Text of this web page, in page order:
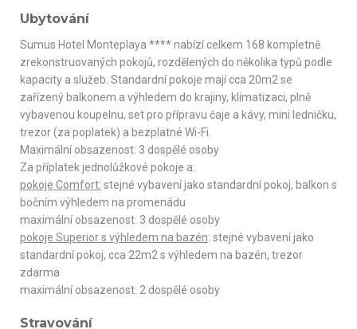
Ubytování
Sumus Hotel Monteplaya **** nabízí celkem 168 kompletně
zrekonstruovaných pokojů, rozdělených do několika typů podle
kapacity a služeb. Standardní pokoje mají cca 20m2 se
zařízený balkonem a výhledem do krajiny, klimatizaci, plně
vybavenou koupelnu, set pro přípravu čaje a kávy, mini ledničku,
trezor (za poplatek) a bezplatné Wi-Fi.
Maximální obsazenost: 3 dospělé osoby
Za příplatek jednolůžkové pokoje a:
pokoje Comfort: stejné vybavení jako standardní pokoj, balkon s
bočním výhledem na promenádu
maximální obsazenost: 3 dospělé osoby
pokoje Superior s výhledem na bazén: stejné vybavení jako
standardní pokoj, cca 22m2 s výhledem na bazén, trezor
zdarma
maximální obsazenost: 2 dospělé osoby
Stravování